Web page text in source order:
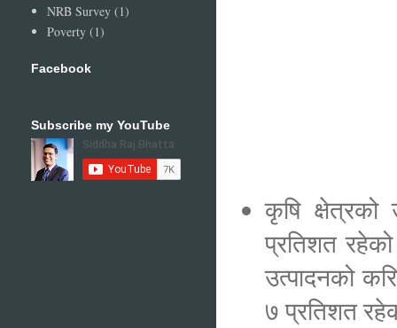
कृषि क्षेत्रको
प्रतिशत
उत्पादनको
७ प्रतिशत
NRB Survey (1)
Poverty (1)
Facebook
Subscribe my YouTube